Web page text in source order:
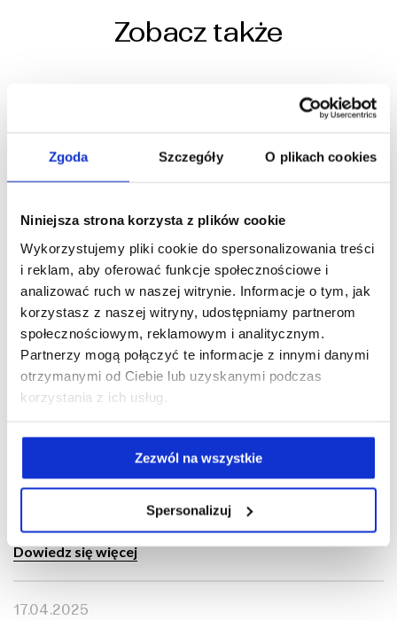
Zgoda Szczegóły O plikach cookies
Niniejsza strona korzysta z plików cookie
Wykorzystujemy pliki cookie do spersonalizowania treści
i reklam, aby oferować funkcje społecznościowe i
analizować ruch w naszej witrynie. Informacje o tym, jak
korzystasz z naszej witryny, udostępniamy partnerom
społecznościowym, reklamowym i analitycznym.
Partnerzy mogą połączyć te informacje z innymi danymi
otrzymanymi od Ciebie lub uzyskanymi podczas
korzystania z ich usług.
Zezwól na wszystkie
Spersonalizuj
Zobacz także
Polskiego
wzorcowego modelu hodowli Kurczaka Polskiego nr umowy
POIR.01.01.01-00-1071/19, projekt jest współfinansowany
ze środków Europejskiego Funduszu Rozwoju...
Dowiedz się więcej
18.06.2025
XXV Mazowieckie Dni Rolnictwa
W dniach 7-8 czerwca odbyły się jubileuszowe – 25
Mazowieckie Dni Rolnictwa. To największe wydarzenie
rolnicze w regionie, które łączy prezentację nowoczesnych
Dowiedz się więcej
17.04.2025